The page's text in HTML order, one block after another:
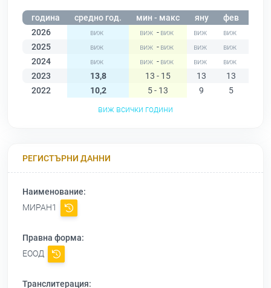
година средно год. мин - макс яну фев
2026
-
2025
-
2024
-
2023
13,8 13 - 15 13 13
2022
10,2 5 - 13 9 5
виж всички години
РЕГИСТЪРНИ ДАННИ
Наименование:
МИРАН1
Правна форма:
ЕООД
Транслитерация: